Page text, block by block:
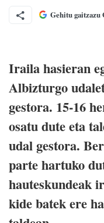
Gehitu gaitzazu
Iraila hasieran
Albizturgo
gestora. 15-16
osatu dute eta
udal gestora.
parte hartuko
hauteskundeak
kide batek ere